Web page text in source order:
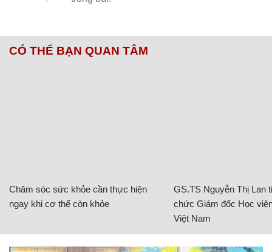
CÓ THỂ BẠN QUAN TÂM
Chăm sóc sức khỏe cần thực hiện
ngay khi cơ thể còn khỏe
GS.TS Nguyễn Thị Lan
chức Giám đốc Học
Việt Nam